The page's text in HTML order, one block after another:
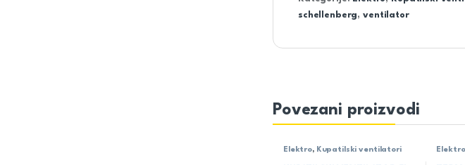
schellenberg,ventilator
Povezani proizvodi
Elektro, Kupatilski ventilatori Elektro